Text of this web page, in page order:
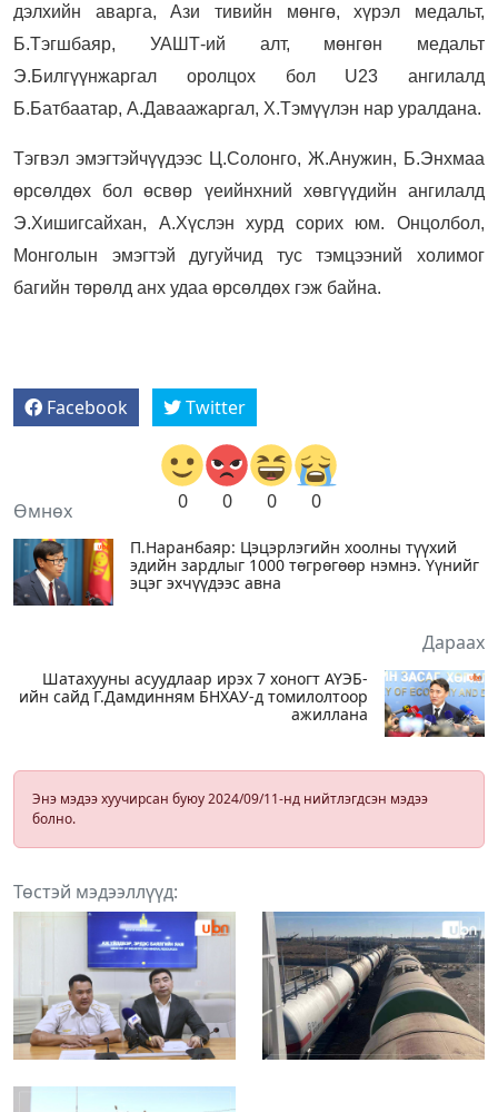
дэлхийн аварга, Ази тивийн мөнгө, хүрэл медальт,
Б.Тэгшбаяр, УАШТ-ий алт, мөнгөн медальт
Э.Билгүүнжаргал оролцох бол U23 ангилалд
Б.Батбаатар, А.Даваажаргал, Х.Тэмүүлэн нар уралдана.
Тэгвэл эмэгтэйчүүдээс Ц.Солонго, Ж.Анужин, Б.Энхмаа
өрсөлдөх бол өсвөр үеийнхний хөвгүүдийн ангилалд
Э.Хишигсайхан, А.Хүслэн хурд сорих юм. Онцолбол,
Монголын эмэгтэй дугуйчид тус тэмцээний холимог
багийн төрөлд анх удаа өрсөлдөх гэж байна.
Facebook Twitter
0 0 0 0
Өмнөх
П.Наранбаяр: Цэцэрлэгийн хоолны түүхий
эдийн зардлыг 1000 төгрөгөөр нэмнэ. Үүнийг
эцэг эхчүүдээс авна
Дараах
Шатахууны асуудлаар ирэх 7 хоногт АҮЭБ-
ийн сайд Г.Дамдинням БНХАУ-д томилолтоор
ажиллана
Энэ мэдээ хуучирсан буюу 2024/09/11-нд нийтлэгдсэн мэдээ
болно.
Төстэй мэдээллүүд: